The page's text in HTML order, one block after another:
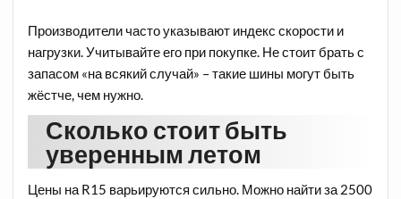
Производители часто указывают индекс скорости и
нагрузки. Учитывайте его при покупке. Не стоит брать с
запасом «на всякий случай» – такие шины могут быть
жёстче, чем нужно.
Сколько стоит быть
уверенным летом
Цены на R15 варьируются сильно. Можно найти за 2500